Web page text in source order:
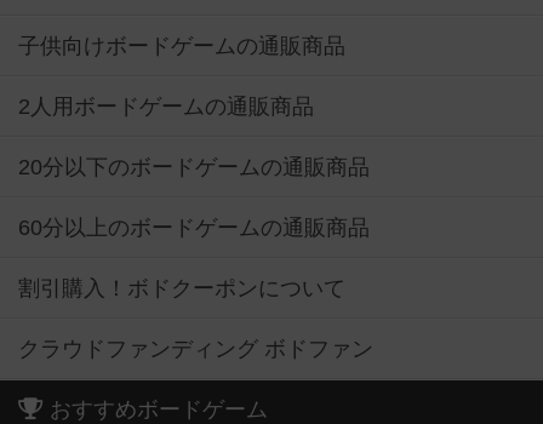
子供向けボードゲームの通販商品
2人用ボードゲームの通販商品
20分以下のボードゲームの通販商品
60分以上のボードゲームの通販商品
割引購入！ボドクーポンについて
クラウドファンディング ボドファン
おすすめボードゲーム